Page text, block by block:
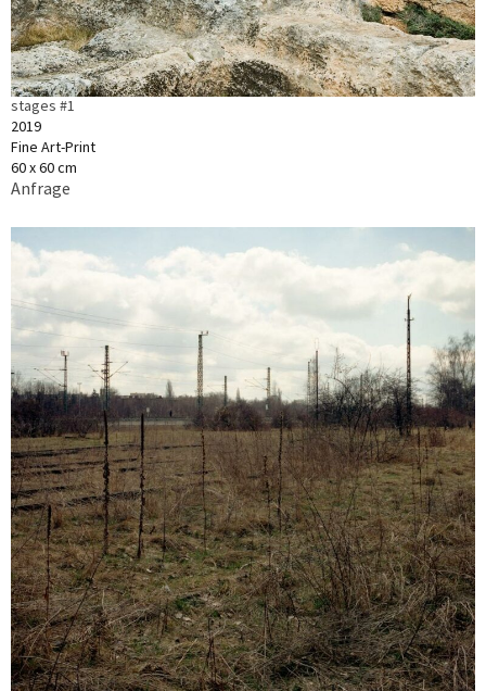
stages #1
2019
Fine Art-Print
60 x 60 cm
Anfrage